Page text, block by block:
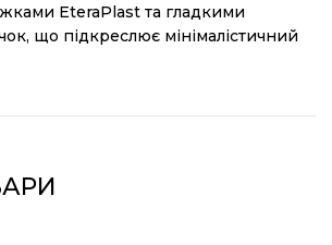
EteraPlast та гладкими
що підкреслює мінімалістичний